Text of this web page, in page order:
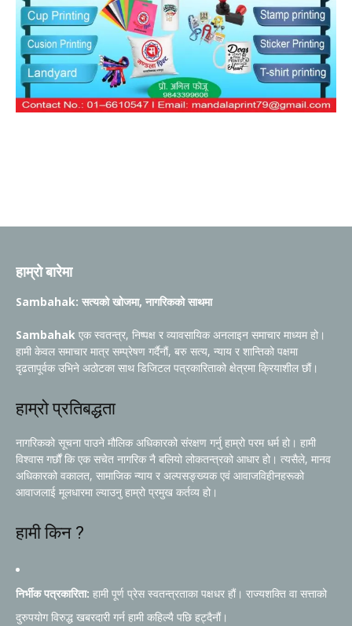
हाम्रो बारेमा
Sambahak: सत्यको खोजमा, नागरिकको साथमा
Sambahak एक स्वतन्त्र, निष्पक्ष र व्यावसायिक अनलाइन समाचार माध्यम हो।
हामी केवल समाचार मात्र सम्प्रेषण गर्दैनौं, बरु सत्य, न्याय र शान्तिको पक्षमा
दृढतापूर्वक उभिने अठोटका साथ डिजिटल पत्रकारिताको क्षेत्रमा क्रियाशील छौं।
हाम्रो प्रतिबद्धता
नागरिकको सूचना पाउने मौलिक अधिकारको संरक्षण गर्नु हाम्रो परम धर्म हो। हामी
विश्वास गर्छौं कि एक सचेत नागरिक नै बलियो लोकतन्त्रको आधार हो। त्यसैले, मानव
अधिकारको वकालत, सामाजिक न्याय र अल्पसङ्ख्यक एवं आवाजविहीनहरूको
आवाजलाई मूलधारमा ल्याउनु हाम्रो प्रमुख कर्तव्य हो।
हामी किन ?
निर्भीक पत्रकारिता: हामी पूर्ण प्रेस स्वतन्त्रताका पक्षधर हौं। राज्यशक्ति वा सत्ताको
दुरुपयोग विरुद्ध खबरदारी गर्न हामी कहिल्यै पछि हट्दैनौं।